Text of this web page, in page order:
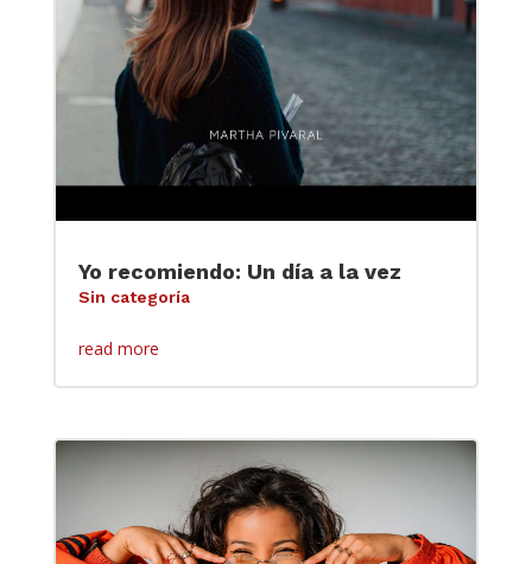
Yo recomiendo: Un día a la vez
Sin categoría
read more